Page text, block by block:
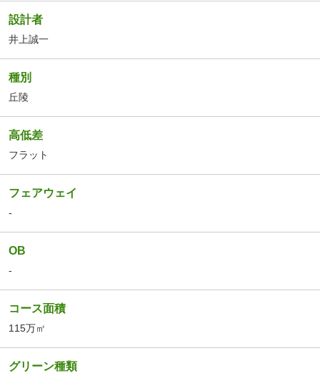
設計者
井上誠一
種別
丘陵
高低差
フラット
フェアウェイ
-
OB
-
コース面積
115万㎡
グリーン種類